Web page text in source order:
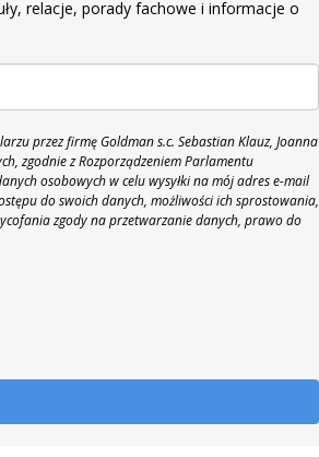
relacje, porady fachowe i informacje o
przez firmę Goldman s.c. Sebastian Klauz, Joanna
zgodnie z Rozporządzeniem Parlamentu
osobowych w celu wysyłki na mój adres e-mail
do swoich danych, możliwości ich sprostowania,
zgody na przetwarzanie danych, prawo do